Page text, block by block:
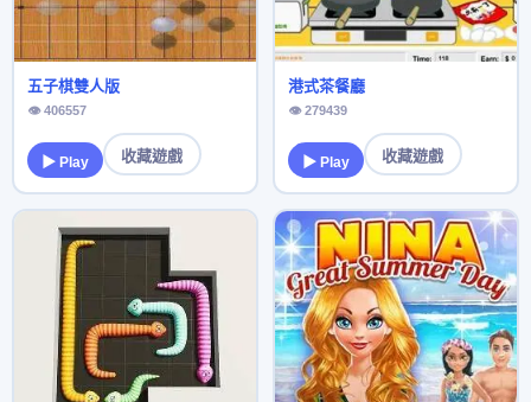
五子棋雙人版
👁 406557
▶ Play 收藏遊戲
港式茶餐廳
👁 279439
▶ Play 收藏遊戲